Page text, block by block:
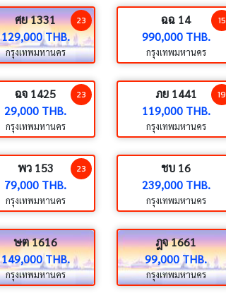
ศย 1331
129,000 THB.
กรุงเทพมหานคร
23
ฉฉ 14
990,000 THB.
กรุงเทพมหานคร
15
ฉจ 1425
29,000 THB.
กรุงเทพมหานคร
23
ภย 1441
119,000 THB.
กรุงเทพมหานคร
19
พว 153
79,000 THB.
กรุงเทพมหานคร
23
ชบ 16
239,000 THB.
กรุงเทพมหานคร
ษต 1616
149,000 THB.
กรุงเทพมหานคร
ฎจ 1661
99,000 THB.
กรุงเทพมหานคร